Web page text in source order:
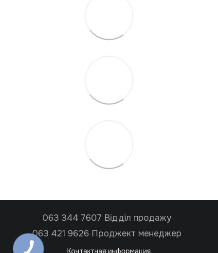
063 344 7607 Відділ продажу
063 421 9626 Проджект менеджер
Контактная информация